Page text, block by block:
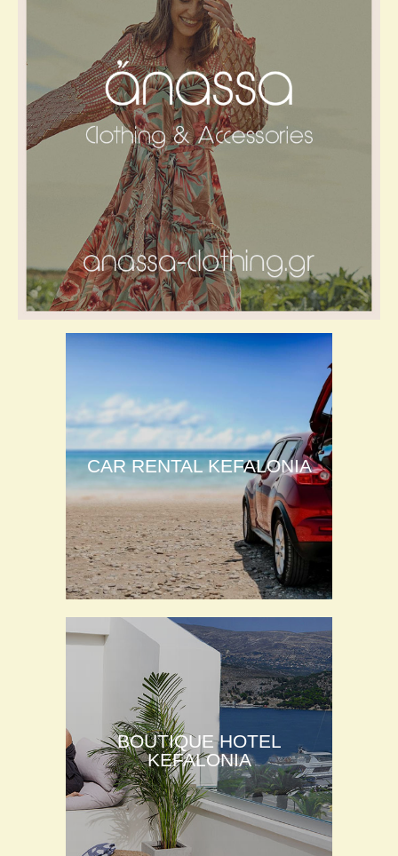
CAR RENTAL KEFALONIA
BOUTIQUE HOTEL
KEFALONIA